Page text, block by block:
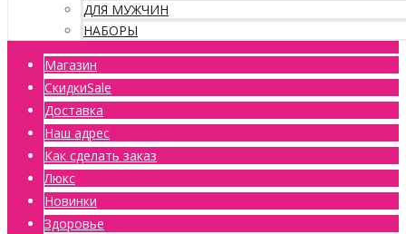
ДЛЯ МУЖЧИН
НАБОРЫ
Магазин
СкидкиSale
Доставка
Наш адрес
Как сделать заказ
Люкс
Новинки
Здоровье